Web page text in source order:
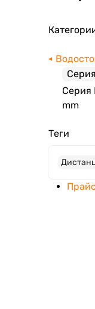
Серия
mm
Теги